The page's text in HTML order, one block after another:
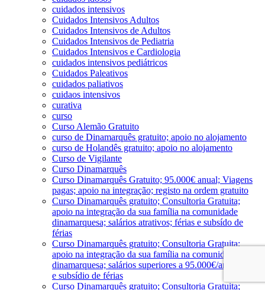
cuidados intensivos
Cuidados Intensivos Adultos
Cuidados Intensivos de Adultos
Cuidados Intensivos de Pediatria
Cuidados Intensivos e Cardiologia
cuidados intensivos pediátricos
Cuidados Paleativos
cuidados paliativos
cuidaos intensivos
curativa
curso
Curso Alemão Gratuito
curso de Dinamarquês gratuito; apoio no alojamento
curso de Holandês gratuito; apoio no alojamento
Curso de Vigilante
Curso Dinamarquês
Curso Dinamarquês Gratuito; 95.000€ anual; Viagens
pagas; apoio na integração; registo na ordem gratuito
Curso Dinamarquês gratuito; Consultoria Gratuita;
apoio na integração da sua família na comunidade
dinamarquesa; salários atrativos; férias e subsído de
férias
Curso Dinamarquês gratuito; Consultoria Gratuita;
apoio na integração da sua família na comunidade
dinamarquesa; salários superiores a 95.000€/ano; férias
e subsídio de férias
Curso Dinamarquês gratuito; Consultoria Gratuita;